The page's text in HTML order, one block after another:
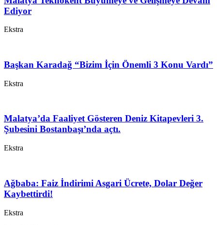
Ediyor
Ekstra
Başkan Karadağ “Bizim İçin Önemli 3 Konu Vardı”
Ekstra
Malatya’da Faaliyet Gösteren Deniz Kitapevleri 3.
Şubesini Bostanbaşı’nda açtı.
Ekstra
Ağbaba: Faiz İndirimi Asgari Ücrete, Dolar Değer
Kaybettirdi!
Ekstra